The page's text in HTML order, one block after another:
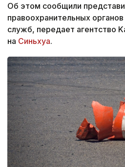
Об этом сообщили
правоохранительных
служб, передает агентство
на Синьхуа.